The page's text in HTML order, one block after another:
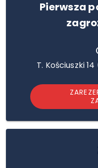
Pierwsza
T. Kościuszki